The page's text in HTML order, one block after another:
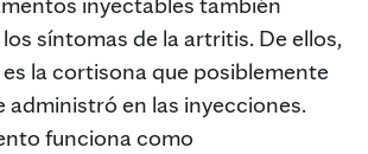
síntomas de la artritis. De ellos,
la cortisona que posiblemente
administró en las inyecciones.
funciona como